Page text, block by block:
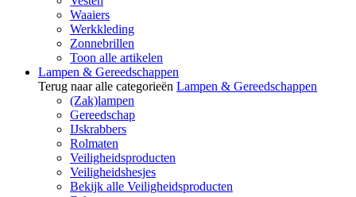
Waaiers
Werkkleding
Zonnebrillen
Toon alle artikelen
Lampen & Gereedschappen
Terug naar alle categorieën Lampen & Gereedschappen
(Zak)lampen
Gereedschap
IJskrabbers
Rolmaten
Veiligheidsproducten
Veiligheidshesjes
Bekijk alle Veiligheidsproducten